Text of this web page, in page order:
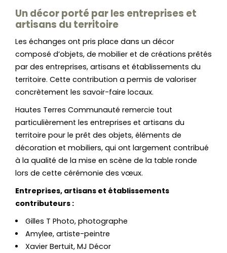
Un décor porté par les entreprises et
artisans du territoire
Les échanges ont pris place dans un décor
composé d’objets, de mobilier et de créations prêtés
par des entreprises, artisans et établissements du
territoire. Cette contribution a permis de valoriser
concrètement les savoir-faire locaux.
Hautes Terres Communauté remercie tout
particulièrement les entreprises et artisans du
territoire pour le prêt des objets, éléments de
décoration et mobiliers, qui ont largement contribué
à la qualité de la mise en scène de la table ronde
lors de cette cérémonie des vœux.
Entreprises, artisans et établissements
contributeurs :
Gilles T Photo, photographe
Amylee, artiste-peintre
Xavier Bertuit, MJ Décor